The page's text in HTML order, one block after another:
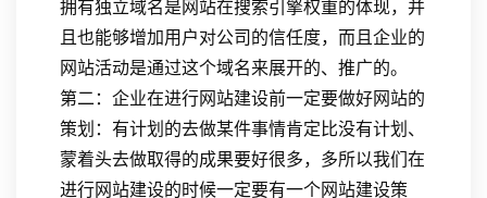
拥有独立域名是网站在搜索引擎权重的体现，并
且也能够增加用户对公司的信任度，而且企业的
网站活动是通过这个域名来展开的、推广的。
第二：企业在进行网站建设前一定要做好网站的
策划：有计划的去做某件事情肯定比没有计划、
蒙着头去做取得的成果要好很多，多所以我们在
进行网站建设的时候一定要有一个网站建设策